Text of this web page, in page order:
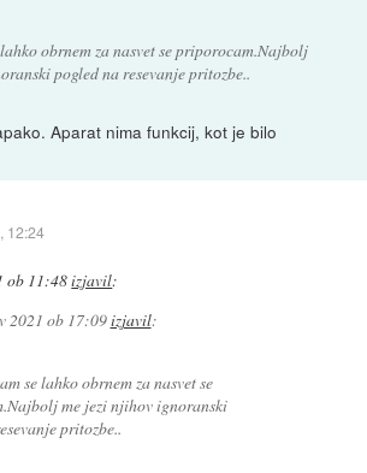
lahko obrnem za nasvet se priporocam.Najbolj
pogled na resevanje pritozbe..
Aparat nima funkcij, kot je bilo
12:24
ob 11:48izjavil:
2021 ob 17:09izjavil:
se lahko obrnem za nasvet se
me jezi njihov ignoranski
pritozbe..